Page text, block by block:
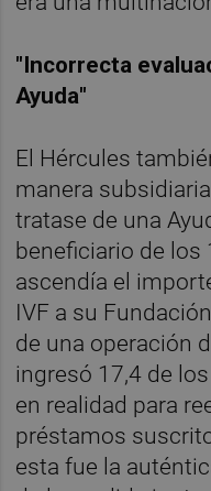
"Incorrecta
Ayuda"
El Hércules
manera
tratase de una
beneficiario de
ascendía el
IVF a su
de una operación
ingresó 17,4 de
en realidad para
préstamos
esta fue la